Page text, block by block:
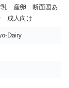
産卵 断面図あ
成人向け
Dairy